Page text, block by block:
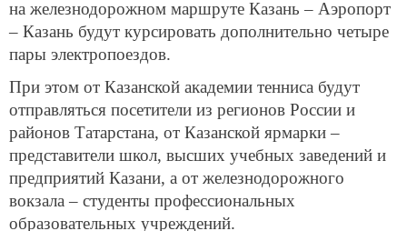
на железнодорожном маршруте Казань – Аэропорт
– Казань будут курсировать дополнительно четыре
пары электропоездов.
При этом от Казанской академии тенниса будут
отправляться посетители из регионов России и
районов Татарстана, от Казанской ярмарки –
представители школ, высших учебных заведений и
предприятий Казани, а от железнодорожного
вокзала – студенты профессиональных
образовательных учреждений.